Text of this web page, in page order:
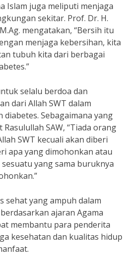
Islam juga meliputi menjaga
sekitar. Prof. Dr. H.
mengatakan, “Bersih itu
menjaga kebersihan, kita
tubuh kita dari berbagai
selalu berdoa dan
dari Allah SWT dalam
Sebagaimana yang
SAW, “Tiada orang
SWT kecuali akan diberi
apa yang dimohonkan atau
yang sama buruknya
sehat yang ampuh dalam
ajaran Agama
membantu para penderita
kesehatan dan kualitas hidup